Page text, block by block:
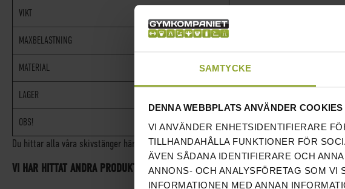
SAMTYCKE
DENNA WEBBPLATS ANVÄNDER COOKIES
VI ANVÄNDER ENHETSIDENTIFIERARE
TILLHANDAHÅLLA FUNKTIONER FÖR
ÄVEN SÅDANA IDENTIFIERARE OCH
ANNONS- OCH ANALYSFÖRETAG SOM VI
INFORMATIONEN MED ANNAN
VIKT
MAXBELASTNING
MATERIAL ALUMINIUM
LAGER
OBS! STÅNGEN TÅL EJ ATT SLÄPPAS
Du hittar alla våra skivstänger här!
VI HAR HITTAT ANDRA PRODUKTER SOM DU KANSKE GILLAR!